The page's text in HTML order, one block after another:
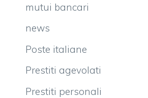
mutui bancari
news
Poste italiane
Prestiti agevolati
Prestiti personali